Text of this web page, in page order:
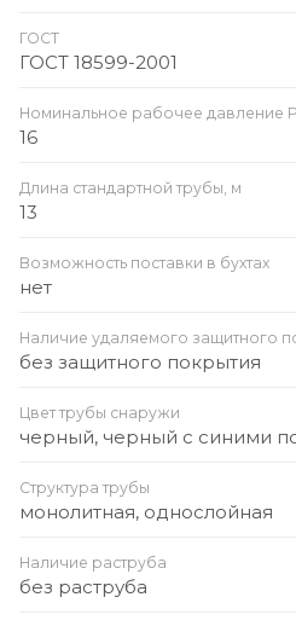
ГОСТ
ГОСТ 18599-2001
Номинальное рабочее давление
16
Длина стандартной трубы, м
13
Возможность поставки в бухтах
нет
Наличие удаляемого защитного
без защитного покрытия
Цвет трубы снаружи
черный, черный с синими
Структура трубы
монолитная, однослойная
Наличие раструба
без раструба